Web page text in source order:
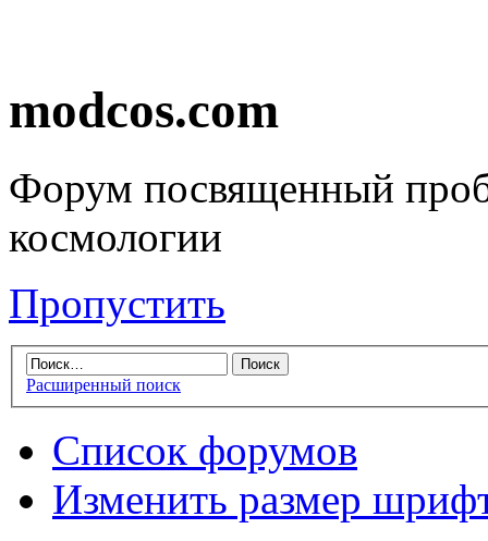
modcos.com
Форум посвященный
космологии
Пропустить
Расширенный поиск
Список форумов
Изменить размер